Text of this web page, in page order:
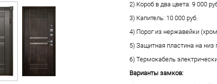
2) Короб в два цвета: 9 000
3) Капитель: 10 000 руб.
4) Порог из нержавейки
5) Защитная пластина на низ
6) Термокабель
Варианты замков: